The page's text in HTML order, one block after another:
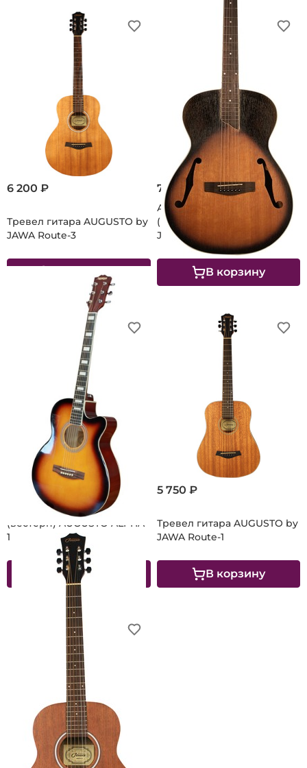
Тревел гитара AUGUSTO by
JAWA Route-3
6 200 ₽
В корзину
Акустическая гитара
(вестерн) AUGUSTO by
JAWA Violette
7 150 ₽
В корзину
Акустическая гитара
(вестерн) AUGUSTO ALPHA-
1 AC
8 690 ₽
В корзину
Тревел гитара AUGUSTO by
JAWA Route-1
5 750 ₽
В корзину